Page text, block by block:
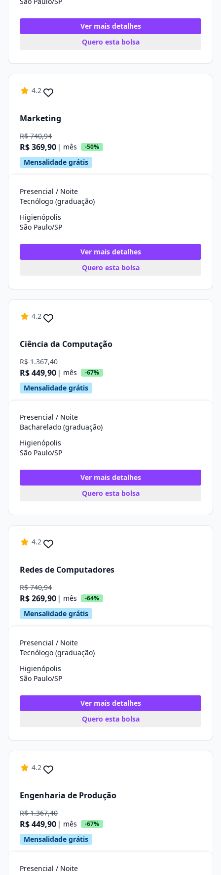
Ver mais detalhes
Quero esta bolsa
4.2
Marketing
R$ 740,94
R$ 369,90 | mês -50%
Mensalidade grátis
Presencial / Noite
Tecnólogo (graduação)
Higienópolis
São Paulo/SP
Ver mais detalhes
Quero esta bolsa
4.2
Ciência da Computação
R$ 1.367,40
R$ 449,90 | mês -67%
Mensalidade grátis
Presencial / Noite
Bacharelado (graduação)
Higienópolis
São Paulo/SP
Ver mais detalhes
Quero esta bolsa
4.2
Redes de Computadores
R$ 740,94
R$ 269,90 | mês -64%
Mensalidade grátis
Presencial / Noite
Tecnólogo (graduação)
Higienópolis
São Paulo/SP
Ver mais detalhes
Quero esta bolsa
4.2
Engenharia de Produção
R$ 1.367,40
R$ 449,90 | mês -67%
Mensalidade grátis
Presencial / Noite